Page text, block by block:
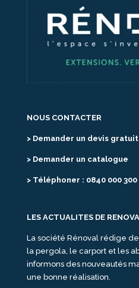
NOUS CONTACTER
> Demander un devis gratuit
> Demander un catalogue
> Téléphoner : 0840 000 300
LES ACTUALITES DE
La société Rénoval rédige
la pergola, le carport et les
informons des nouveautés
une bonne réalisation.